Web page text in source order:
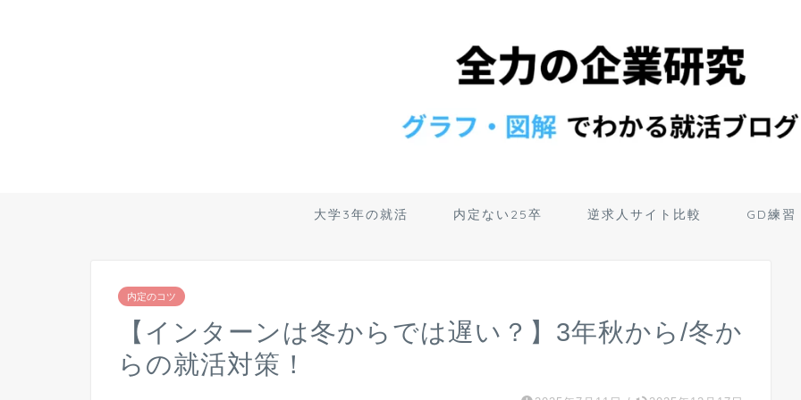
大学3年の就活 内定ない25卒 逆求人サイト比較 GD練習
内定のコツ
【インターンは冬からでは遅い？】3年秋から/冬か
らの就活対策！